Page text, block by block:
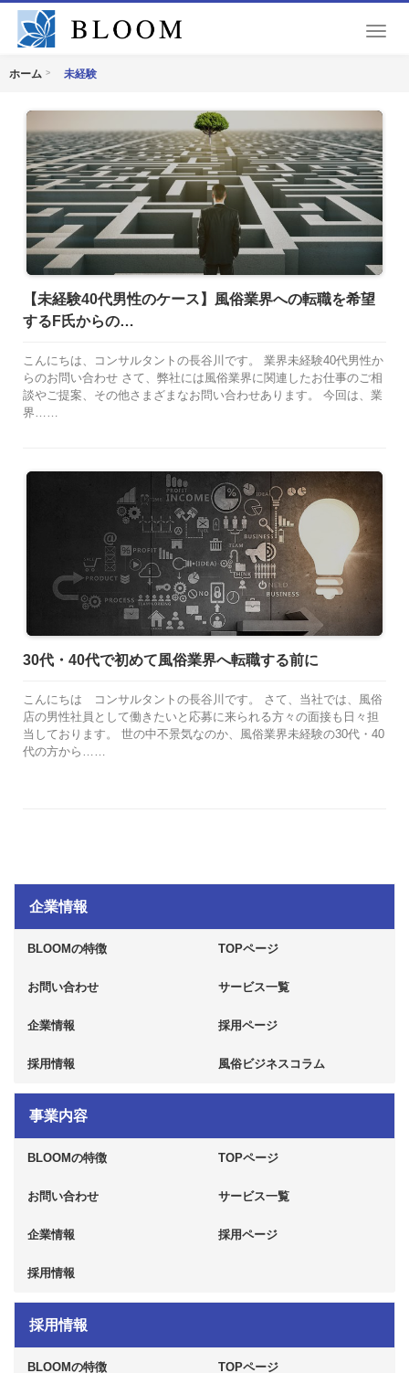
T
n
a
v
i
g
a
ホーム 未経験
【未経験40代男性のケース】風俗業界への転職を希望
するF氏からの…
こんにちは、コンサルタントの長谷川です。 業界未経験40代男性か
らのお問い合わせ さて、弊社には風俗業界に関連したお仕事のご相
談やご提案、その他さまざまなお問い合わせあります。 今回は、業
界……
30代・40代で初めて風俗業界へ転職する前に
こんにちは コンサルタントの長谷川です。 さて、当社では、風俗
店の男性社員として働きたいと応募に来られる方々の面接も日々担
当しております。 世の中不景気なのか、風俗業界未経験の30代・40
代の方から……
企業情報
BLOOMの特徴 TOPページ
お問い合わせ サービス一覧
企業情報 採用ページ
採用情報 風俗ビジネスコラム
事業内容
BLOOMの特徴 TOPページ
お問い合わせ サービス一覧
企業情報 採用ページ
採用情報
採用情報
BLOOMの特徴 TOPページ